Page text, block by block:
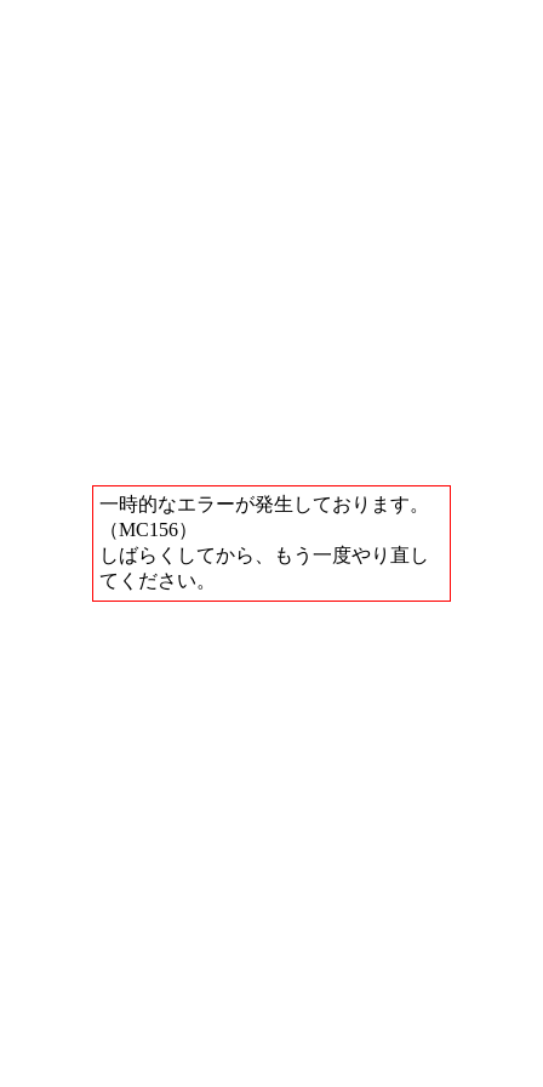
一時的なエラーが発生しております。
（MC156）
しばらくしてから、もう一度やり直し
てください。